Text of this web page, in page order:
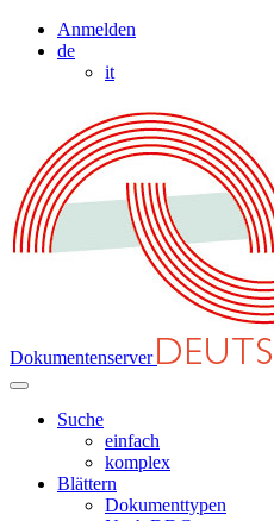
Anmelden
de
it
Dokumentenserver
Suche
einfach
komplex
Blättern
Dokumenttypen